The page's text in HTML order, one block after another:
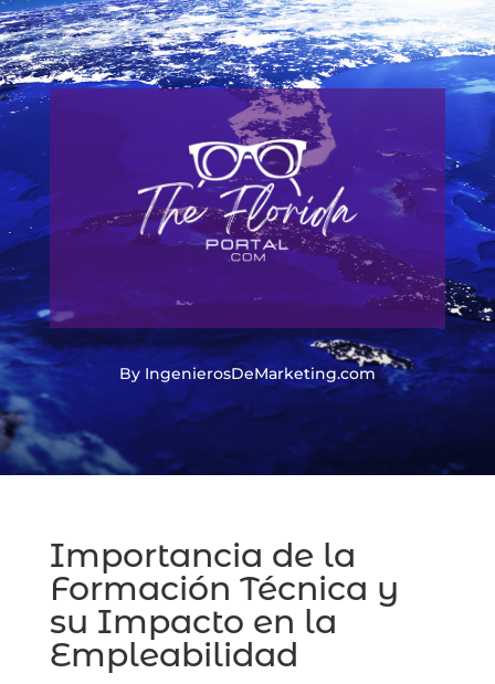
By IngenierosDeMarketing.com
Importancia de la
Formación Técnica y
su Impacto en la
Empleabilidad